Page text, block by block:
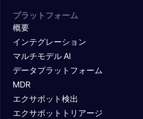
プラットフォーム
概要
インテグレーション
マルチモデル AI
データプラットフォーム
MDR
エクサボット検出
エクサボットトリアージ